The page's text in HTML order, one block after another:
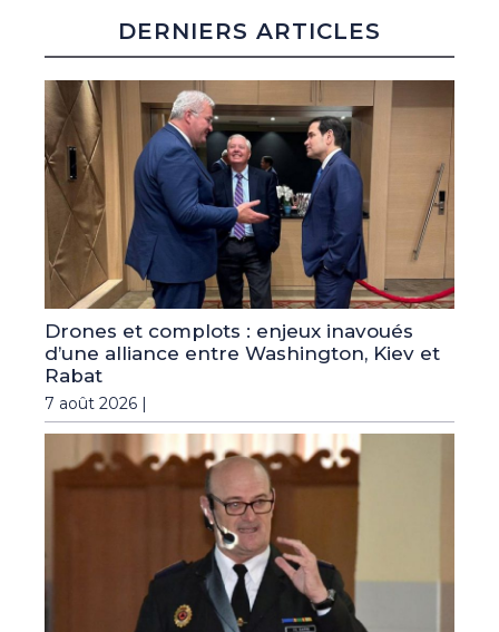
DERNIERS ARTICLES
Drones et complots : enjeux inavoués
d’une alliance entre Washington, Kiev et
Rabat
7 août 2026 |